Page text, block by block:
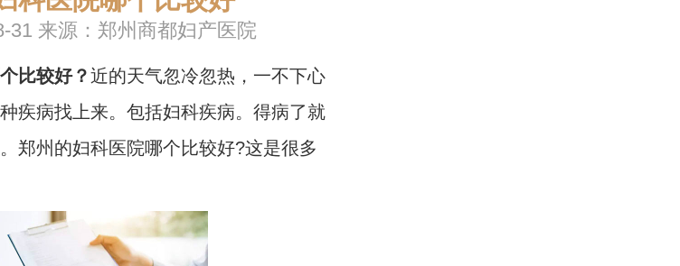
31 来源：郑州商都妇产医院
比较好？近的天气忽冷忽热，一不下心
疾病找上来。包括妇科疾病。得病了就
郑州的妇科医院哪个比较好?这是很多